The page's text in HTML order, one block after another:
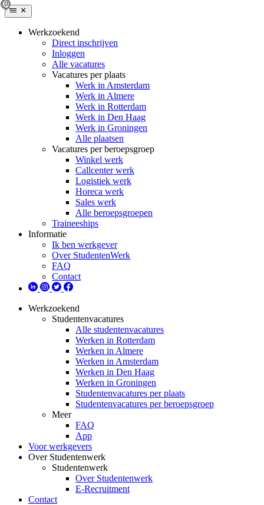
Werkzoekend
Direct inschrijven
Inloggen
Alle vacatures
Vacatures per plaats
Werk in Amsterdam
Werk in Almere
Werk in Rotterdam
Werk in Den Haag
Werk in Groningen
Alle plaatsen
Vacatures per beroepsgroep
Winkel werk
Callcenter werk
Logistiek werk
Horeca werk
Sales werk
Alle beroepsgroepen
Traineeships
Informatie
Ik ben werkgever
Over StudentenWerk
FAQ
Contact
Werkzoekend
Studentenvacatures
Alle studentenvacatures
Werken in Rotterdam
Werken in Almere
Werken in Amsterdam
Werken in Den Haag
Werken in Groningen
Studentenvacatures per plaats
Studentenvacatures per beroepsgroep
Meer
FAQ
App
Voor werkgevers
Over Studentenwerk
Studentenwerk
Over Studentenwerk
E-Recruitment
Contact